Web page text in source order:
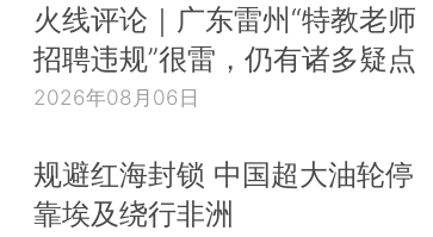
火线评论｜广东雷州“特教老师
招聘违规”很雷，仍有诸多疑点
2026年08月06日
规避红海封锁 中国超大油轮停
靠埃及绕行非洲